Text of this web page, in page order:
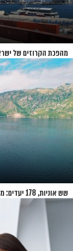
מיליון שקל
שש אוניות, 178 יעדים: מותג ההפלגות היוקרתי שמכוון להשתלט על קיץ 2028